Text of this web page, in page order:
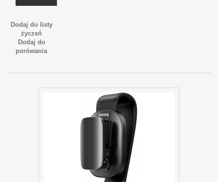
Dodaj do listy
życzeń
Dodaj do
porówania